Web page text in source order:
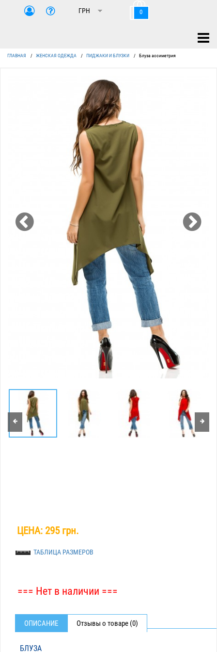
0
ГЛАВНАЯ / ЖЕНСКАЯ ОДЕЖДА / ПИДЖАКИ И БЛУЗКИ / Блуза ассиметрия
ЦЕНА: 295 грн.
ТАБЛИЦА РАЗМЕРОВ
=== Нет в наличии ===
ОПИСАНИЕ Отзывы о товаре (0)
БЛУЗА